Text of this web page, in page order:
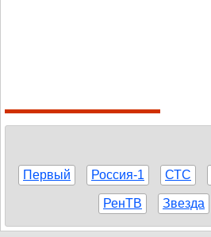
Первый Россия-1 СТС
РенТВ Звезда